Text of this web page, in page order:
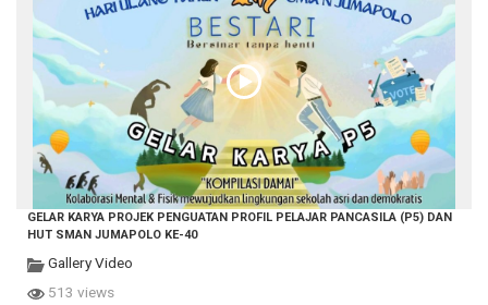
GELAR KARYA PROJEK PENGUATAN PROFIL PELAJAR PANCASILA (P5) DAN
HUT SMAN JUMAPOLO KE-40
Gallery Video
513 views